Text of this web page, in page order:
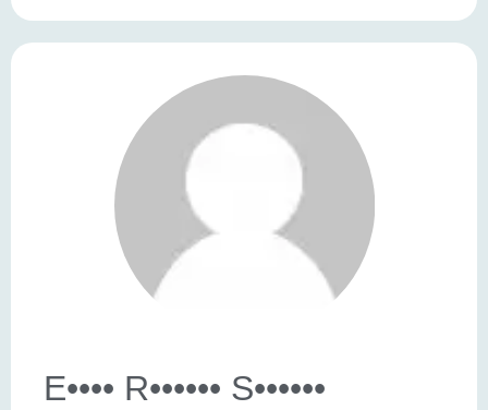
E•••• R•••••• S••••••